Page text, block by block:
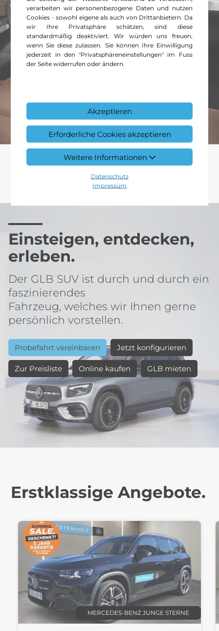
verarbeiten wir personenbezogene Daten und nutzen
Cookies - sowohl eigene als auch von Drittanbietern. Da
wir Ihre Privatsphäre schätzen, sind diese
standardmäßig deaktiviert. Wir würden uns freuen,
wenn Sie diese zulassen. Sie können Ihre Einwilligung
jederzeit in den "Privatsphäreneinstellungen" im Fuss
der Seite widerrufen oder ändern.
Akzeptieren
Erforderliche Cookies akzeptieren
Weitere Informationen
Datenschutz
Impressum
Einsteigen, entdecken,
erleben.
Der GLB SUV ist durch und durch ein
faszinierendes
Fahrzeug, welches wir Ihnen gerne
persönlich vorstellen.
Probefahrt vereinbaren Jetzt konfigurieren
Zur Preisliste Online kaufen GLB mieten
Erstklassige Angebote.
MERCEDES-BENZ JUNGE STERNE